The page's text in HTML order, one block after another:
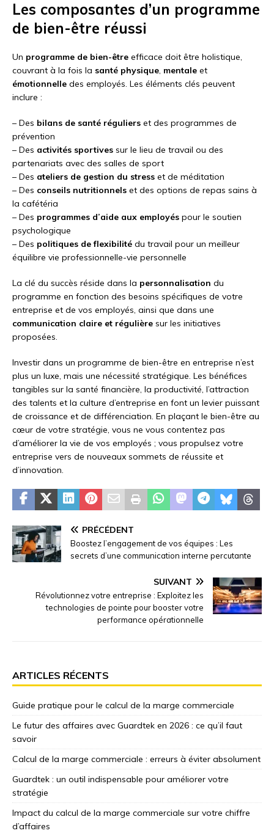
Les composantes d’un programme
de bien-être réussi
Un programme de bien-être efficace doit être holistique,
couvrant à la fois la santé physique, mentale et
émotionnelle des employés. Les éléments clés peuvent
inclure :
– Des bilans de santé réguliers et des programmes de
prévention
– Des activités sportives sur le lieu de travail ou des
partenariats avec des salles de sport
– Des ateliers de gestion du stress et de méditation
– Des conseils nutritionnels et des options de repas sains à
la cafétéria
– Des programmes d’aide aux employés pour le soutien
psychologique
– Des politiques de flexibilité du travail pour un meilleur
équilibre vie professionnelle-vie personnelle
La clé du succès réside dans la personnalisation du
programme en fonction des besoins spécifiques de votre
entreprise et de vos employés, ainsi que dans une
communication claire et régulière sur les initiatives
proposées.
Investir dans un programme de bien-être en entreprise n’est
plus un luxe, mais une nécessité stratégique. Les bénéfices
tangibles sur la santé financière, la productivité, l’attraction
des talents et la culture d’entreprise en font un levier puissant
de croissance et de différenciation. En plaçant le bien-être au
cœur de votre stratégie, vous ne vous contentez pas
d’améliorer la vie de vos employés ; vous propulsez votre
entreprise vers de nouveaux sommets de réussite et
d’innovation.
PRÉCÉDENT
Boostez l’engagement de vos équipes : Les
secrets d’une communication interne percutante
SUIVANT
Révolutionnez votre entreprise : Exploitez les
technologies de pointe pour booster votre
performance opérationnelle
ARTICLES RÉCENTS
Guide pratique pour le calcul de la marge commerciale
Le futur des affaires avec Guardtek en 2026 : ce qu’il faut
savoir
Calcul de la marge commerciale : erreurs à éviter absolument
Guardtek : un outil indispensable pour améliorer votre
stratégie
Impact du calcul de la marge commerciale sur votre chiffre
d’affaires